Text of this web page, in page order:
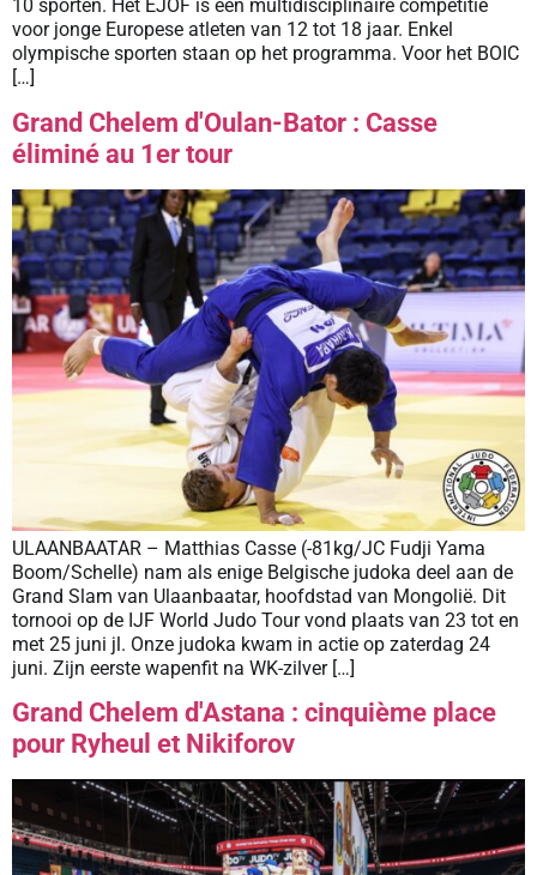
10 sporten. Het EJOF is een multidisciplinaire competitie
voor jonge Europese atleten van 12 tot 18 jaar. Enkel
olympische sporten staan op het programma. Voor het BOIC
[…]
Grand Chelem d'Oulan-Bator : Casse
éliminé au 1er tour
ULAANBAATAR – Matthias Casse (-81kg/JC Fudji Yama
Boom/Schelle) nam als enige Belgische judoka deel aan de
Grand Slam van Ulaanbaatar, hoofdstad van Mongolië. Dit
tornooi op de IJF World Judo Tour vond plaats van 23 tot en
met 25 juni jl. Onze judoka kwam in actie op zaterdag 24
juni. Zijn eerste wapenfit na WK-zilver […]
Grand Chelem d'Astana : cinquième place
pour Ryheul et Nikiforov